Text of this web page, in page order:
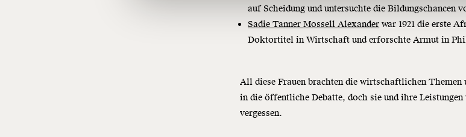
auf Scheidung und untersuchte die Bildungschancen
Sadie Tanner Mossell Alexander war 1921 die erste
Doktortitel in Wirtschaft und erforschte Armut in
All diese Frauen brachten die wirtschaftlichen Themen
in die öffentliche Debatte, doch sie und ihre Leistungen
vergessen.